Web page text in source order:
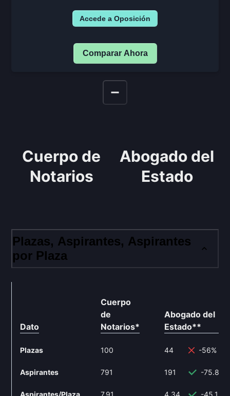
Accede a Oposición
Comparar Ahora
Cuerpo de
Notarios
Abogado del
Estado
Plazas, Aspirantes, Aspirantes
por Plaza
Dato
Cuerpo
de
Notarios*
Plazas 100
Aspirantes 791
Aspirantes/Plaza 7.91
Abogado del
Estado**
44 -56%
191 -75.85%
4.34 -45.13%